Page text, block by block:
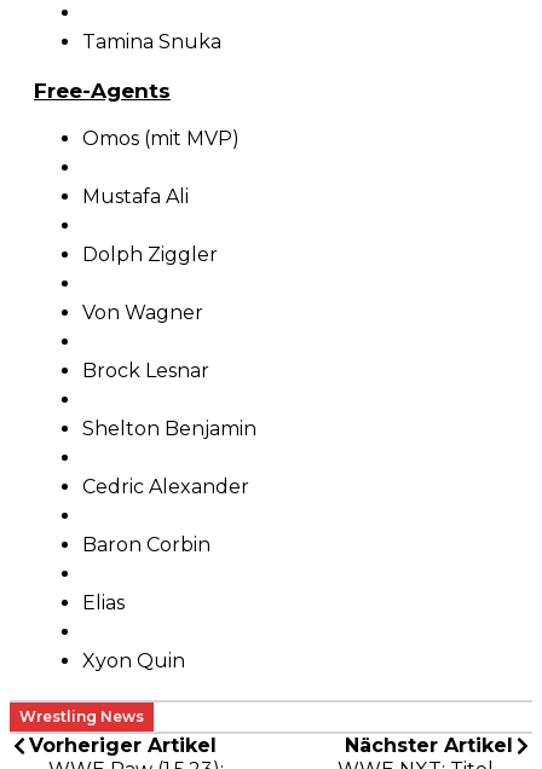
Tamina Snuka
Free-Agents
Omos (mit MVP)
Mustafa Ali
Dolph Ziggler
Von Wagner
Brock Lesnar
Shelton Benjamin
Cedric Alexander
Baron Corbin
Elias
Xyon Quin
Wrestling News
Vorheriger Artikel
Nächster Artikel